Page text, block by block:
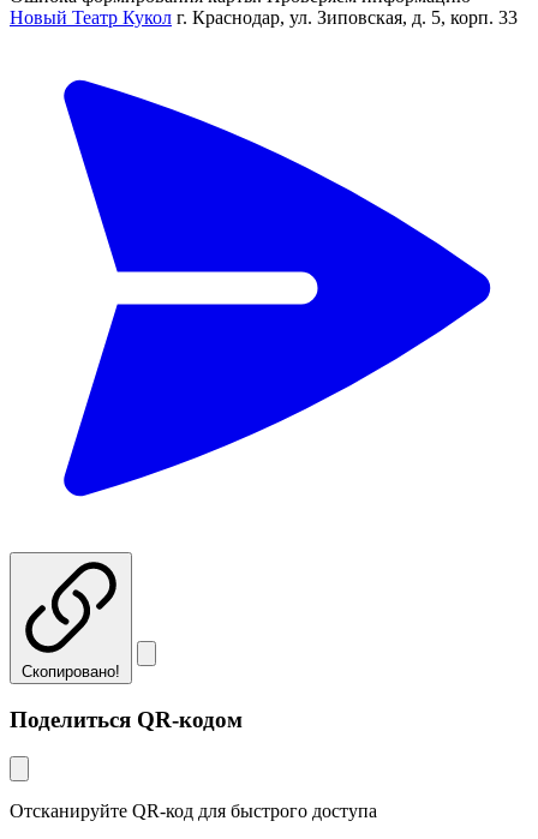
Новый Театр Кукол г. Краснодар, ул. Зиповская, д. 5, корп. 33
Скопировано!
Поделиться QR-кодом
Отсканируйте QR-код для быстрого доступа